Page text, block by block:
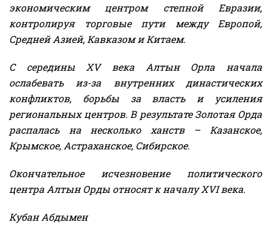
экономическим центром степной Евразии,
контролируя торговые пути между Европой,
Средней Азией, Кавказом и Китаем.
С середины XV века Алтын Орла начала
ослабевать из-за внутренних династических
конфликтов, борьбы за власть и усиления
региональных центров. В результате Золотая Орда
распалась на несколько ханств – Казанское,
Крымское, Астраханское, Сибирское.
Окончательное исчезновение политического
центра Алтын Орды относят к началу XVI века.
Кубан Абдымен